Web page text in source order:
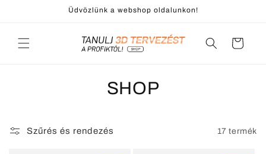
Üdvözlünk a webshop oldalunkon!
Kosár
SHOP
Szűrés és rendezés 17 termék